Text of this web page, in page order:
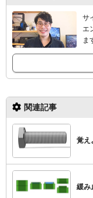
関連記事
覚え
緩み
サ
エ
ま